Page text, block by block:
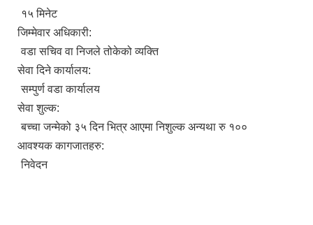
१५ मिनेट
जिम्मेवार अधिकारी:
वडा सचिव वा निजले तोकेको व्यक्ति
सेवा दिने कार्यालय:
सम्पुर्ण वडा कार्यालय
सेवा शुल्क:
बच्चा जन्मेको ३५ दिन भित्र आएमा निशुल्क अन्यथा रु १००
आवश्यक कागजातहरु:
निवेदन